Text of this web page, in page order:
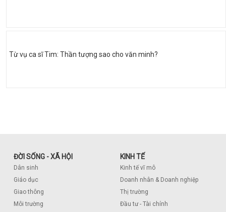
Từ vụ ca sĩ Tim: Thần tượng sao cho văn minh?
ĐỜI SỐNG - XÃ HỘI
Dân sinh
Giáo dục
Giao thông
Môi trường
KINH TẾ
Kinh tế vĩ mô
Doanh nhân & Doanh nghiệp
Thị trường
Đầu tư - Tài chính